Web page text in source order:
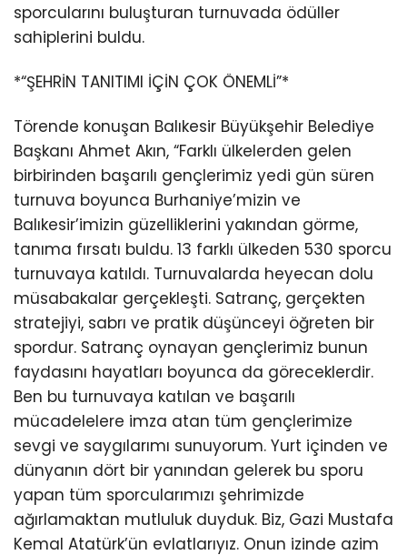
sporcularını buluşturan turnuvada ödüller
sahiplerini buldu.
*“ŞEHRİN TANITIMI İÇİN ÇOK ÖNEMLİ”*
Törende konuşan Balıkesir Büyükşehir Belediye
Başkanı Ahmet Akın, “Farklı ülkelerden gelen
birbirinden başarılı gençlerimiz yedi gün süren
turnuva boyunca Burhaniye’mizin ve
Balıkesir’imizin güzelliklerini yakından görme,
tanıma fırsatı buldu. 13 farklı ülkeden 530 sporcu
turnuvaya katıldı. Turnuvalarda heyecan dolu
müsabakalar gerçekleşti. Satranç, gerçekten
stratejiyi, sabrı ve pratik düşünceyi öğreten bir
spordur. Satranç oynayan gençlerimiz bunun
faydasını hayatları boyunca da göreceklerdir.
Ben bu turnuvaya katılan ve başarılı
mücadelelere imza atan tüm gençlerimize
sevgi ve saygılarımı sunuyorum. Yurt içinden ve
dünyanın dört bir yanından gelerek bu sporu
yapan tüm sporcularımızı şehrimizde
ağırlamaktan mutluluk duyduk. Biz, Gazi Mustafa
Kemal Atatürk’ün evlatlarıyız. Onun izinde azim